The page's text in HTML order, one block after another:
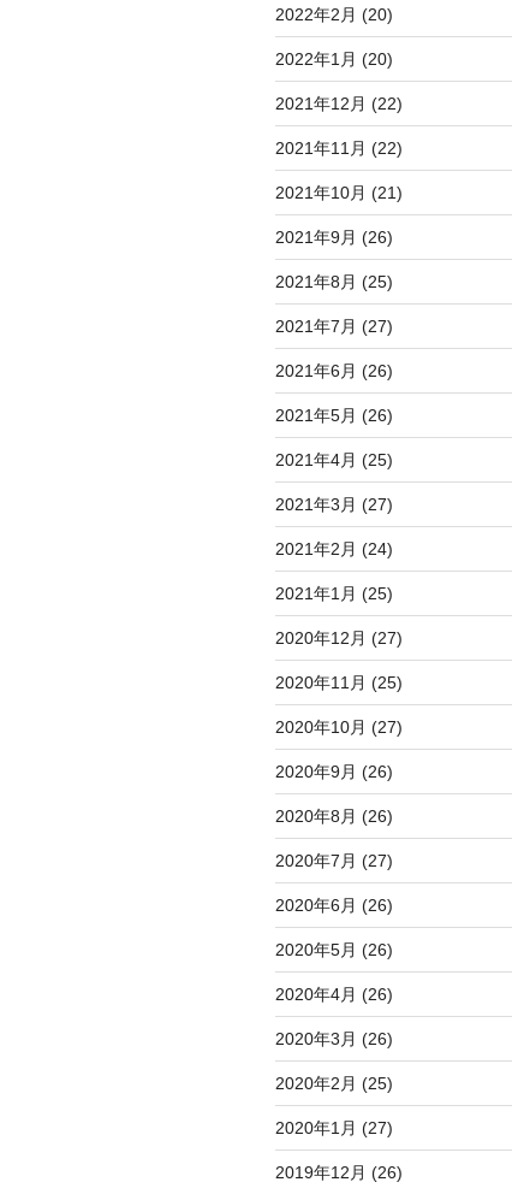
2022年2月 (20)
2022年1月 (20)
2021年12月 (22)
2021年11月 (22)
2021年10月 (21)
2021年9月 (26)
2021年8月 (25)
2021年7月 (27)
2021年6月 (26)
2021年5月 (26)
2021年4月 (25)
2021年3月 (27)
2021年2月 (24)
2021年1月 (25)
2020年12月 (27)
2020年11月 (25)
2020年10月 (27)
2020年9月 (26)
2020年8月 (26)
2020年7月 (27)
2020年6月 (26)
2020年5月 (26)
2020年4月 (26)
2020年3月 (26)
2020年2月 (25)
2020年1月 (27)
2019年12月 (26)